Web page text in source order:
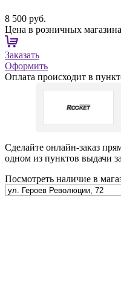
8 500 руб.
Цена в розничных
Заказать
Оформить
Оплата происходит в
Сделайте онлайн-заказ
одном из пунктов выдачи
Посмотреть наличие в